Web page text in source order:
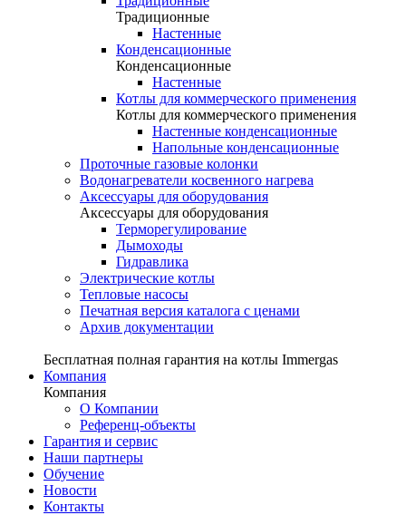
Традиционные
Настенные
Конденсационные
Конденсационные
Настенные
Котлы для коммерческого применения
Котлы для коммерческого применения
Настенные конденсационные
Напольные конденсационные
Проточные газовые колонки
Водонагреватели косвенного нагрева
Аксессуары для оборудования
Аксессуары для оборудования
Терморегулирование
Дымоходы
Гидравлика
Электрические котлы
Тепловые насосы
Печатная версия каталога с ценами
Архив документации
Бесплатная полная гарантия на котлы Immergas
Компания
Компания
О Компании
Референц-объекты
Гарантия и сервис
Наши партнеры
Обучение
Новости
Контакты